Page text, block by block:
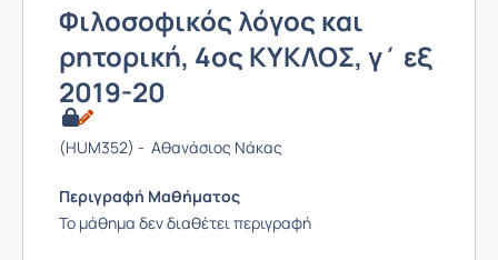
Φιλοσοφικός λόγος και
ρητορική, 4ος ΚΥΚΛΟΣ, γ΄ εξ
2019-20
(HUM352) - Αθανάσιος Νάκας
Περιγραφή Μαθήματος
Το μάθημα δεν διαθέτει περιγραφή